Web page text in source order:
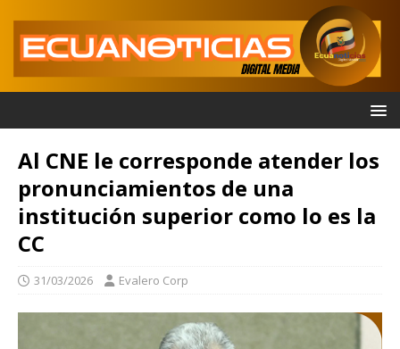
Al CNE le corresponde atender los
pronunciamientos de una
institución superior como lo es la
CC
31/03/2026 Evalero Corp